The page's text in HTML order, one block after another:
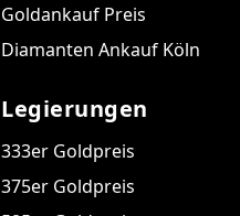
Goldankauf Preis
Diamanten Ankauf Köln
Legierungen
333er Goldpreis
375er Goldpreis